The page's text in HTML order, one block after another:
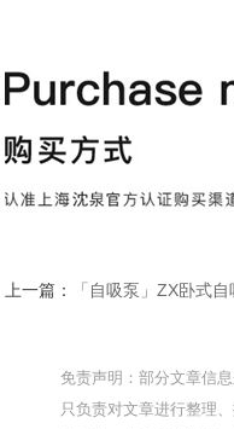
上一篇： 「自吸泵」ZX卧式
免责声明：部分文章信
只负责对文章进行整理